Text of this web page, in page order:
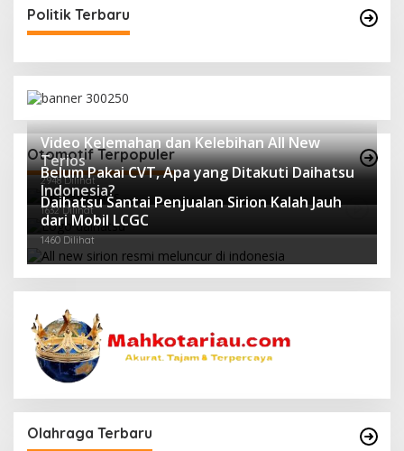
Politik Terbaru
Otomotif Terpopuler
Video Kelemahan dan Kelebihan All New
Terios
2948 Dilihat
Belum Pakai CVT, Apa yang Ditakuti Daihatsu
Indonesia?
1632 Dilihat
Daihatsu Santai Penjualan Sirion Kalah Jauh
dari Mobil LCGC
1460 Dilihat
Olahraga Terbaru